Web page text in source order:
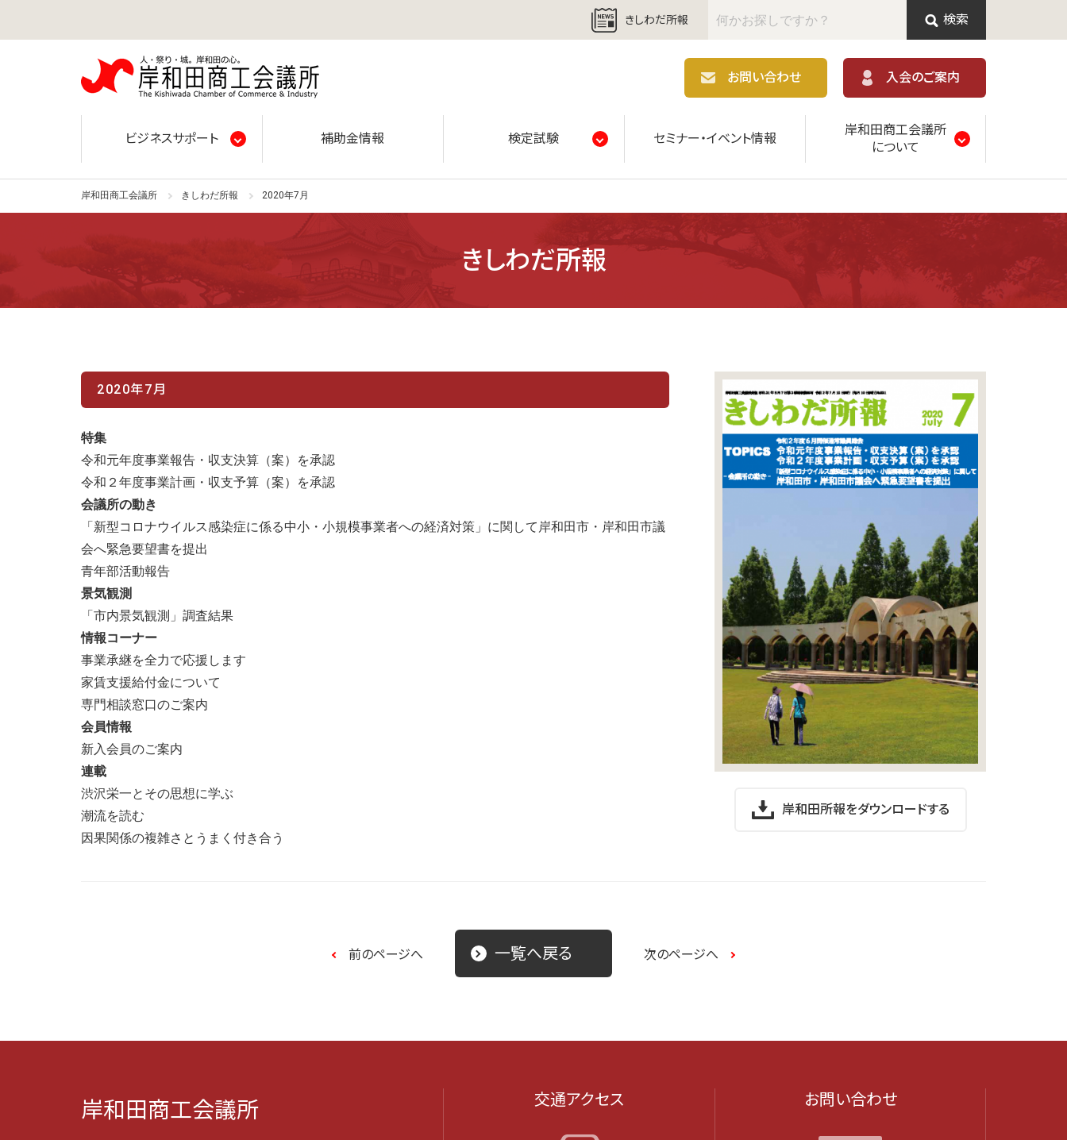
きしわだ所報 検索
お問い合わせ
入会のご案内
ビジネスサポート 補助金情報 検定試験 セミナー・イベント情報
岸和田商工会議所
について
岸和田商工会議所 きしわだ所報 2020年7月
きしわだ所報
2020年7月
特集
令和元年度事業報告・収支決算（案）を承認
令和２年度事業計画・収支予算（案）を承認
会議所の動き
「新型コロナウイルス感染症に係る中小・小規模事業者への経済対策」に関して岸和田市・岸和田市議
会へ緊急要望書を提出
青年部活動報告
景気観測
「市内景気観測」調査結果
情報コーナー
事業承継を全力で応援します
家賃支援給付金について
専門相談窓口のご案内
会員情報
新入会員のご案内
連載
渋沢栄一とその思想に学ぶ
潮流を読む
因果関係の複雑さとうまく付き合う
岸和田所報をダウンロードする
前のページへ 一覧へ戻る 次のページへ
岸和田商工会議所 交通アクセス お問い合わせ